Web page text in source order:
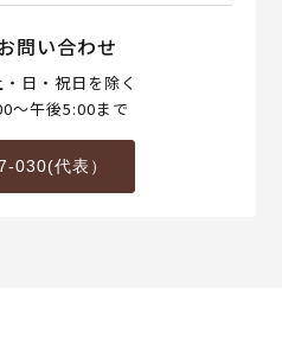
問い合わせ
日・祝日を除く
～午後5:00まで
030(代表）